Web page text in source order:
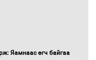
Яамнаас өгч байгаа